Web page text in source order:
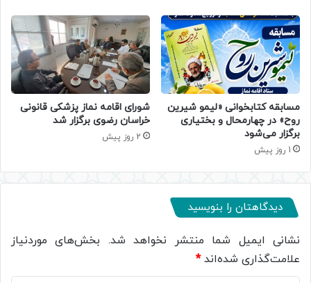
مسابقه کتابخوانی «لیمو شیرین
روح» در چهارمحال و بختیاری
برگزار می‌شود
1 روز پیش
شورای اقامه نماز پزشکی قانونی
خراسان رضوی برگزار شد
2 روز پیش
دیدگاهتان را بنویسید
نشانی ایمیل شما منتشر نخواهد شد. بخش‌های موردنیاز
علامت‌گذاری شده‌اند*